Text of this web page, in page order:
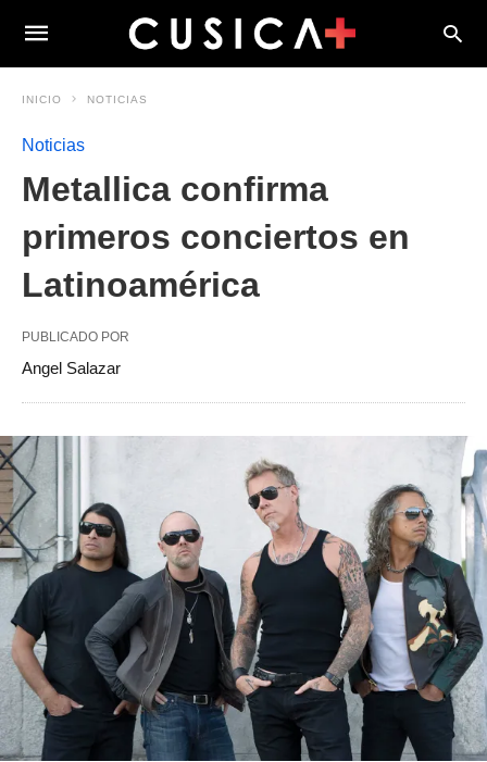
INICIO NOTICIAS
Noticias
Metallica confirma
primeros conciertos en
Latinoamérica
PUBLICADO POR
Angel Salazar